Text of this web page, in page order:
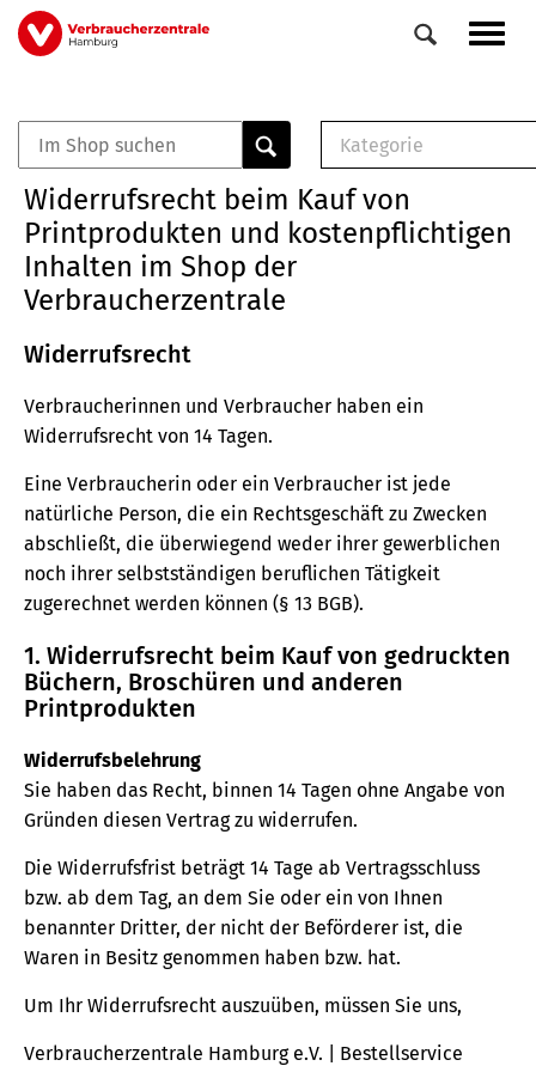
Direkt
zum
Veranstaltungen
0
Elemente
Kategorie
Musterbrief (RTF)
E-Broschüre
Widerrufsrecht beim Kauf von
Printprodukten und kostenpflichtigen
Inhalten im Shop der
Verbraucherzentrale
Widerrufsrecht
Verbraucherinnen und Verbraucher haben ein
Widerrufsrecht von 14 Tagen.
Eine Verbraucherin oder ein Verbraucher ist jede
natürliche Person, die ein Rechtsgeschäft zu Zwecken
abschließt, die überwiegend weder ihrer gewerblichen
noch ihrer selbstständigen beruflichen Tätigkeit
zugerechnet werden können (§ 13 BGB).
1. Widerrufsrecht beim Kauf von gedruckten
Büchern, Broschüren und anderen
Printprodukten
Widerrufsbelehrung
Sie haben das Recht, binnen 14 Tagen ohne Angabe von
Gründen diesen Vertrag zu widerrufen.
Die Widerrufsfrist beträgt 14 Tage ab Vertragsschluss
bzw. ab dem Tag, an dem Sie oder ein von Ihnen
benannter Dritter, der nicht der Beförderer ist, die
Waren in Besitz genommen haben bzw. hat.
Um Ihr Widerrufsrecht auszuüben, müssen Sie uns,
Verbraucherzentrale Hamburg e.V. | Bestellservice